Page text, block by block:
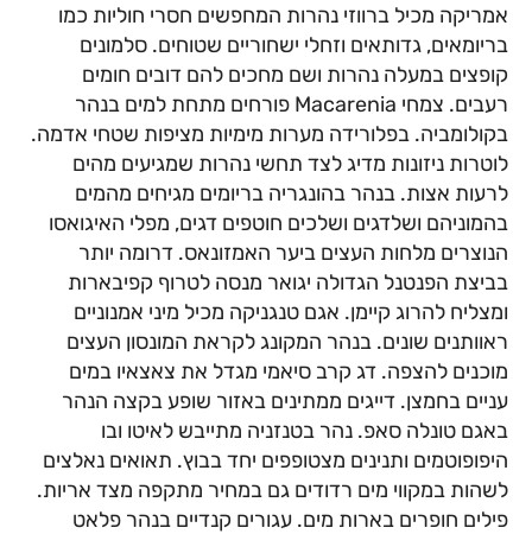
אמריקה מכיל ברווזי נהרות המחפשים חסרי חוליות כמו
בריומאים, גדותאים וזחלי ישחוריים שטוחים. סלמונים
קופצים במעלה נהרות ושם מחכים להם דובים חומים
רעבים. צמחי Macarenia פורחים מתחת למים בנהר
בקולומביה. בפלורידה מערות מימיות מציפות שטחי אדמה.
לוטרות ניזונות מדיג לצד תחשי נהרות שמגיעים מהים
לרעות אצות. בנהר בהונגריה בריומים מגיחים מהמים
בהמוניהם ושלדגים ושלכים חוטפים דגים, מפלי האיגואסו
הנוצרים מלחות העצים ביער האמזונאס. דרומה יותר
בביצת הפנטנל הגדולה יגואר מנסה לטרוף קפיבארות
ומצליח להרוג קיימן. אגם טנגניקה מכיל מיני אמנוניים
ראוותנים שונים. בנהר המקונג לקראת המונסון העצים
מוכנים להצפה. דג קרב סיאמי מגדל את צאצאיו במים
עניים בחמצן. דייגים ממתינים באזור שופע בקצה הנהר
באגם טונלה סאפ. נהר בטנזניה מתייבש לאיטו ובו
היפופוטמים ותנינים מצטופפים יחד בבוץ. תאואים נאלצים
לשהות במקווי מים רדודים גם במחיר מתקפה מצד אריות.
פילים חופרים בארות מים. עגורים קנדיים בנהר פלאט